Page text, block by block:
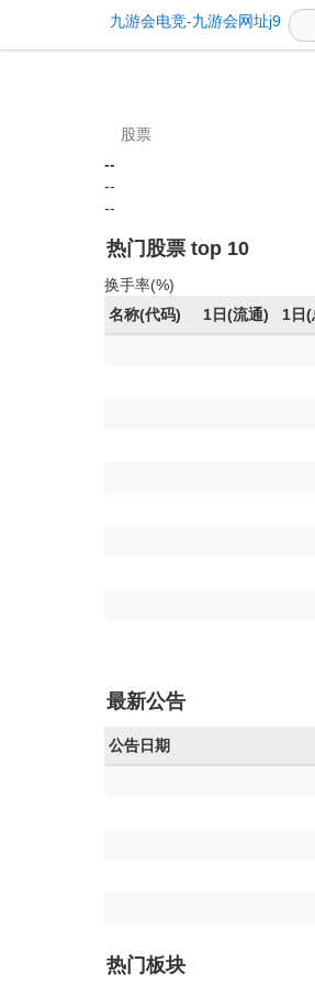
股票九游会网址
九游会电竞-九游会网址j9
股票
--
--
--
热门股票 top 10
换手率(%)
名称(代码)
1日(流通) 1日(
最新公告
公告日期
热门板块